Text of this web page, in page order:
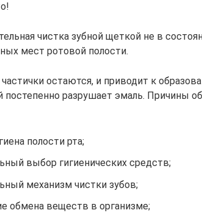
чистка зубной щеткой не в
мест ротовой полости.
остаются, и приводит к
постепенно разрушает эмаль. Причины
полости рта;
выбор гигиенических средств;
механизм чистки зубов;
обмена веществ в организме;